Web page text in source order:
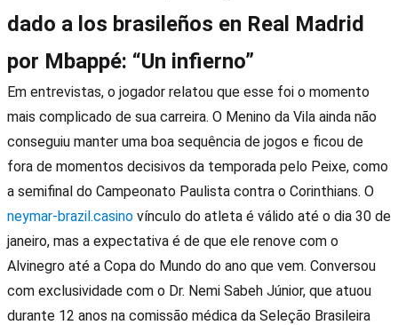
dado a los brasileños en Real Madrid
por Mbappé: “Un infierno”
Em entrevistas, o jogador relatou que esse foi o momento
mais complicado de sua carreira. O Menino da Vila ainda não
conseguiu manter uma boa sequência de jogos e ficou de
fora de momentos decisivos da temporada pelo Peixe, como
a semifinal do Campeonato Paulista contra o Corinthians. O
neymar-brazil.casino vínculo do atleta é válido até o dia 30 de
janeiro, mas a expectativa é de que ele renove com o
Alvinegro até a Copa do Mundo do ano que vem. Conversou
com exclusividade com o Dr. Nemi Sabeh Júnior, que atuou
durante 12 anos na comissão médica da Seleção Brasileira